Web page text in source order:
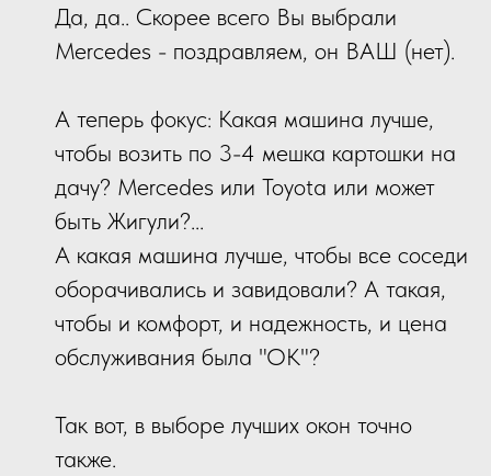
Да, да.. Скорее всего Вы выбрали
Mercedes - поздравляем, он ВАШ (нет).
А теперь фокус: Какая машина лучше,
чтобы возить по 3-4 мешка картошки на
дачу? Mercedes или Toyota или может
быть Жигули?...
А какая машина лучше, чтобы все соседи
оборачивались и завидовали? А такая,
чтобы и комфорт, и надежность, и цена
обслуживания была "ОК"?
Так вот, в выборе лучших окон точно
также.